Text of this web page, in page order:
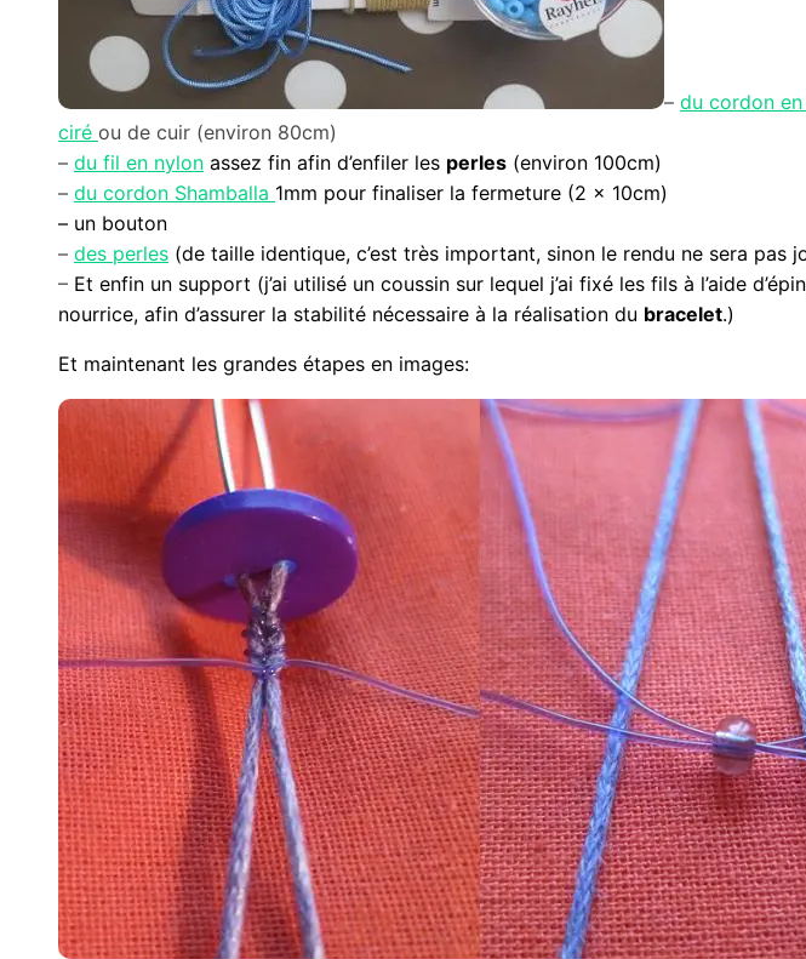
– du cordon
ciré ou de cuir (environ 80cm)
– du fil en nylon assez fin afin d’enfiler les perles (environ 100cm)
– du cordon Shamballa 1mm pour finaliser la fermeture (2 x 10cm)
– un bouton
– des perles (de taille identique, c’est très important, sinon le rendu ne sera pas
– Et enfin un support (j’ai utilisé un coussin sur lequel j’ai fixé les fils à l’aide
nourrice, afin d’assurer la stabilité nécessaire à la réalisation du bracelet.)
Et maintenant les grandes étapes en images: